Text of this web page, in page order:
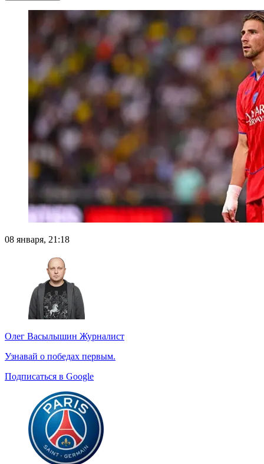
08 января, 21:18
Олег Васылышин Журналист
Узнавай о победах первым.
Подписаться в Google